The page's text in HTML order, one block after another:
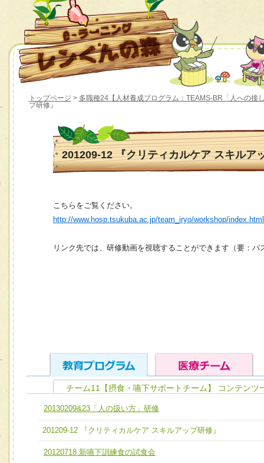
トップページ > 多職種24【人材養成プログラム：TEAMS-BR「人への接
プ研修』
201209-12 『クリティカルケア スキルア
こちらをご覧ください。
http://www.hosp.tsukuba.ac.jp/team_iryo/workshop/
リンク先では、研修動画を視聴することができます（要：パ
ユニット１ 医療人としての基礎能力
全人的医療を実践する医療人として、必要な基礎能力を身
ける
ユニット２ チーム医療構成力
チーム01【病院内横断的問題解決チーム】
チーム02【地域医療連携推進による高度医療を必要とする
宅患者等支援チーム】
チーム11【摂食・嚥下サポートチーム】 コンテンツ
20130209&23「人の扱い方」研修
201209-12 『クリティカルケア スキルアップ研修』
20120718 新嚥下訓練食の試食会